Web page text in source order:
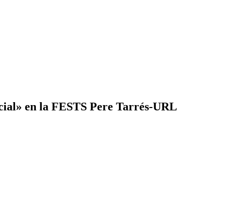
en la FESTS Pere Tarrés-URL